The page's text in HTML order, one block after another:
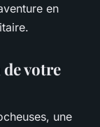
en
votre
une